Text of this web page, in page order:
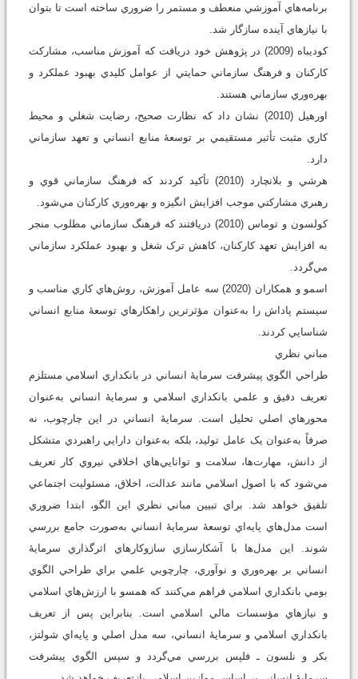
برنامه‌هاي آموزشي منعطف و مستمر را ضروري ساخته است تا بتوان
با نيازهاي آينده سازگار شد.
کوديباه (2009) در پژوهش خود دريافت که آموزش مناسب، مشارکت
کارکنان و فرهنگ سازماني حمايتي از عوامل کليدي بهبود عملکرد و
بهره‌وري سازماني هستند.
اورهيل (2010) نشان داد که نظارت صحيح، رضايت شغلي و محيط
کاري مثبت تأثير مستقيمي بر توسعۀ منابع انساني و تعهد سازماني
دارد.
هرشي و بلانچارد (2010) تأکيد کردند که فرهنگ سازماني قوي و
رهبري مشارکتي موجب افزايش انگيزه و بهره‌وري کارکنان مي‌شود.
کولسون و توماس (2010) دريافتند که فرهنگ سازماني مطلوب منجر
به افزايش تعهد کارکنان، کاهش ترک شغل و بهبود عملکرد سازماني
مي‌گردد.
اسمو و همکاران (2020) سه عامل آموزش، روش‌هاي کاري مناسب و
سيستم پاداش را به‌عنوان مؤثرترين راهکارهاي توسعۀ منابع انساني
شناسايي کردند.
مباني نظري
طراحي الگوي پيشرفت سرمايۀ انساني در بانکداري اسلامي مستلزم
تعريف دقيق و علمي بانکداري اسلامي و سرمايۀ انساني به‌عنوان
محورهاي اصلي تحليل است. سرمايۀ انساني در اين چارچوب، نه
صرفاً به‌عنوان يک عامل توليد، بلکه به‌عنوان دارايي راهبردي متشکل
از دانش، مهارت‌ها، سلامت و توانايي‌هاي اخلاقي نيروي کار تعريف
مي‌شود که با اصول اسلامي مانند عدالت، اخلاق، مسئوليت اجتماعي
تلفيق خواهد شد. براي تبيين مباني نظري اين الگو، ابتدا ضروري
است مدل‌هاي پايه‌اي توسعۀ سرمايۀ انساني به‌صورت جامع بررسي
شوند. اين مدل‌ها با آشکارسازي سازوکارهاي اثرگذاري سرمايۀ
انساني بر بهره‌وري و نوآوري، چارچوبي علمي براي طراحي الگوي
بومي بانکداري اسلامي فراهم مي‌کنند که همسو با ارزش‌هاي اسلامي
و نيازهاي مؤسسات مالي اسلامي است. بنابراين پس از تعريف
بانکداري اسلامي و سرمايۀ انساني، سه مدل اصلي و پايه‌اي شولتز،
بکر و نلسون ـ فلپس بررسي مي‌گردد و سپس الگوي پيشرفت